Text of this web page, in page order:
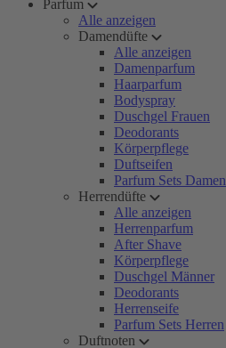
Parfum
Alle anzeigen
Damendüfte
Alle anzeigen
Damenparfum
Haarparfum
Bodyspray
Duschgel Frauen
Deodorants
Körperpflege
Duftseifen
Parfum Sets Damen
Herrendüfte
Alle anzeigen
Herrenparfum
After Shave
Körperpflege
Duschgel Männer
Deodorants
Herrenseife
Parfum Sets Herren
Duftnoten